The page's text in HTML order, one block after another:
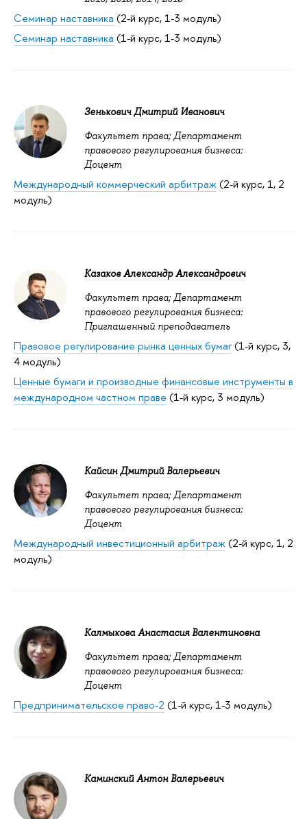
Семинар наставника (2-й курс, 1-3 модуль)
Семинар наставника (1-й курс, 1-3 модуль)
Зенькович Дмитрий Иванович
Факультет права; Департамент
правового регулирования бизнеса:
Доцент
Международный коммерческий арбитраж(2-й курс, 1, 2
модуль)
Казаков Александр Александрович
Факультет права; Департамент
правового регулирования бизнеса:
Приглашенный преподаватель
Правовое регулирование рынка ценных бумаг(1-й курс, 3,
4 модуль)
Ценные бумаги и производные финансовые инструменты в
международном частном праве (1-й курс, 3 модуль)
Кайсин Дмитрий Валерьевич
Факультет права; Департамент
правового регулирования бизнеса:
Доцент
Международный инвестиционный арбитраж(2-й курс, 1, 2
модуль)
Калмыкова Анастасия Валентиновна
Факультет права; Департамент
правового регулирования бизнеса:
Доцент
Предпринимательское право-2 (1-й курс, 1-3 модуль)
Каминский Антон Валерьевич